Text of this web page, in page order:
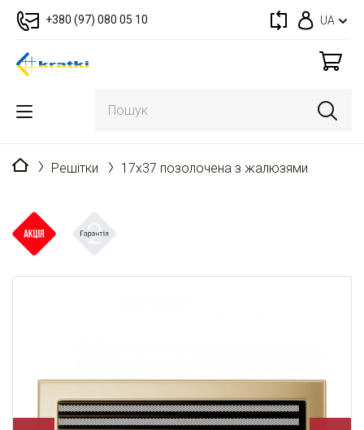
+380 (97) 080 05 10 UA
Головна
Решітки 17x37 позолочена з жалюзями